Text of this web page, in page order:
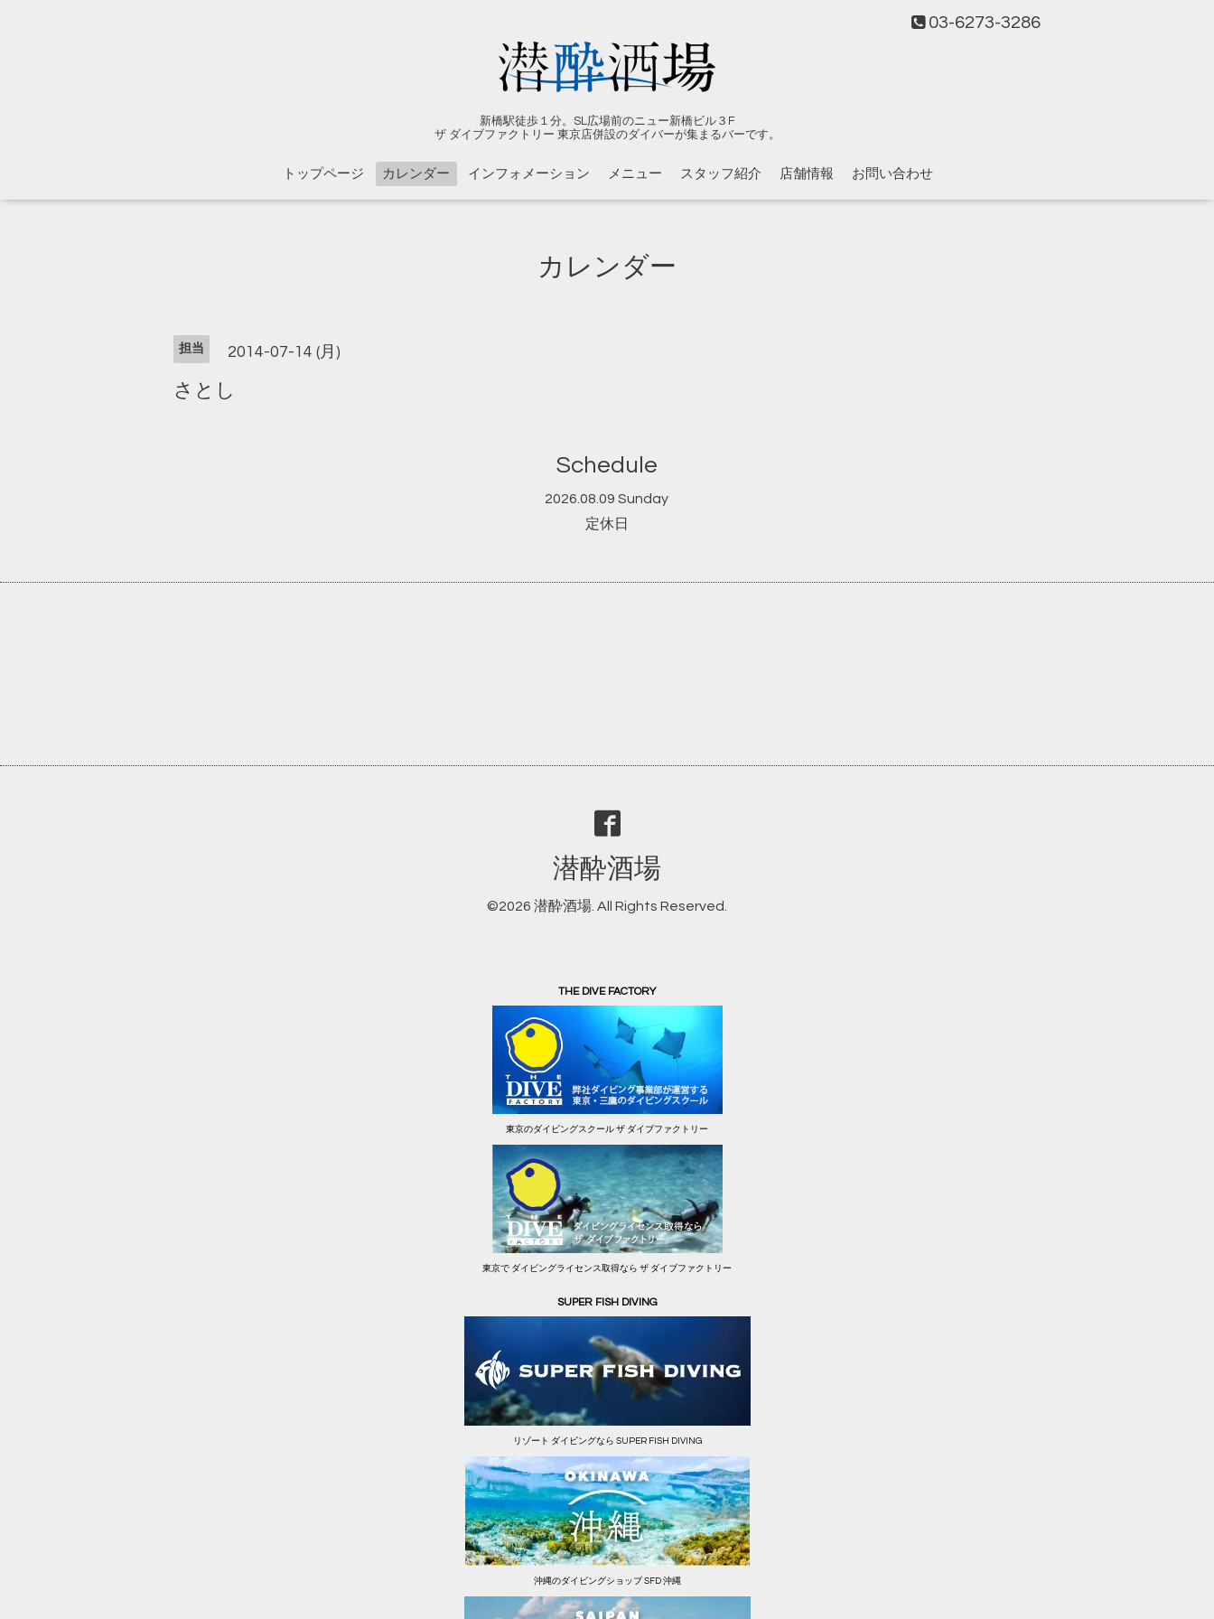
03-6273-3286
新橋駅徒歩１分。SL広場前のニュー新橋ビル３F
ザ ダイブファクトリー 東京店併設のダイバーが集まるバーです。
トップページ カレンダー インフォメーション メニュー スタッフ紹介 店舗情報 お問い合わせ
カレンダー
担当 2014-07-14 (月)
さとし
Schedule
2026.08.09 Sunday
定休日
潜酔酒場
©2026 潜酔酒場 . All Rights Reserved.
THE DIVE FACTORY
東京のダイビングスクール ザ ダイブファクトリー
東京で ダイビングライセンス取得なら ザ ダイブファクトリー
SUPER FISH DIVING
リゾート ダイビングなら SUPER FISH DIVING
沖縄のダイビングショップ SFD 沖縄